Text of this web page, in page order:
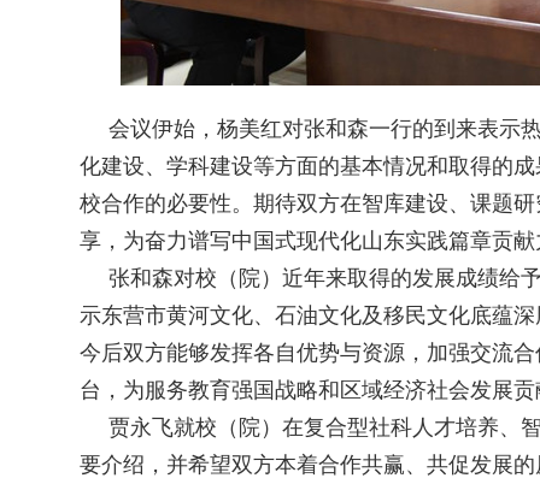
会议伊始，杨美红对张和森一行的到来表示
化建设、学科建设等方面的基本情况和取得的
校合作的必要性。期待双方在智库建设、课题
享，为奋力谱写中国式现代化山东实践篇章贡
张和森对校（院）近年来取得的发展成绩给
示东营市黄河文化、石油文化及移民文化底蕴
今后双方能够发挥各自优势与资源，加强交流
台，为服务教育强国战略和区域经济社会发展
贾永飞就校（院）在复合型社科人才培养、
要介绍，并希望双方本着合作共赢、共促发展